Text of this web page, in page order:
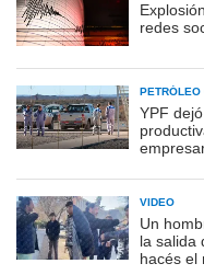
redes
PETRÓLEO
YPF
VIDEO
Un
la salida
hacés el